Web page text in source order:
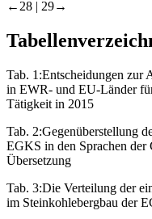
←28 | 29→
Tab. 1:Entscheidungen zur
in EWR- und EU-Länder
Tätigkeit in 2015
Tab. 2:Gegenüberstellung
EGKS in den Sprachen der
Übersetzung
Tab. 3:Die Verteilung der
im Steinkohlebergbau der